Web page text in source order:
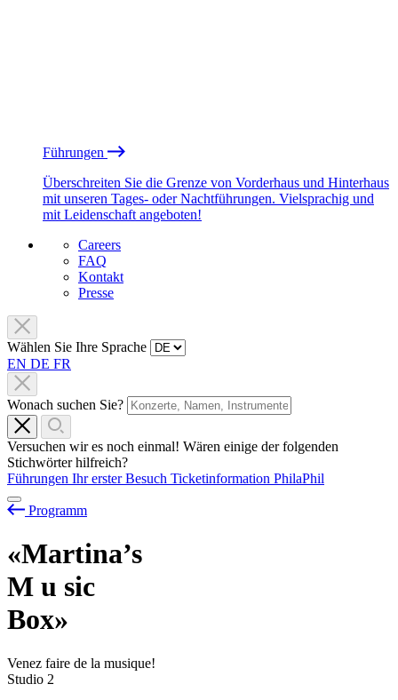
Führungen
Überschreiten Sie die Grenze von Vorderhaus und Hinterhaus
mit unseren Tages- oder Nachtführungen. Vielsprachig und
mit Leidenschaft angeboten!
Careers
FAQ
Kontakt
Presse
Wählen Sie Ihre Sprache
EN DE FR
Wonach suchen Sie?
Versuchen wir es noch einmal! Wären einige der folgenden
Stichwörter hilfreich?
Führungen Ihr erster Besuch Ticketinformation PhilaPhil
Programm
«Martina’s
M u sic
Box»
Venez faire de la musique!
Studio 2